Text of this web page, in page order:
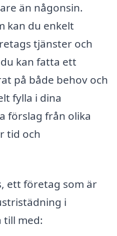
än någonsin.
kan du enkelt
tjänster och
kan fatta ett
på både behov och
fylla i dina
förslag från olika
tid och
ett företag som är
i
till med: